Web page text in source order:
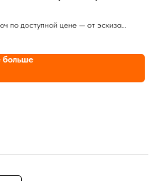
по доступной цене — от эскиза
больше